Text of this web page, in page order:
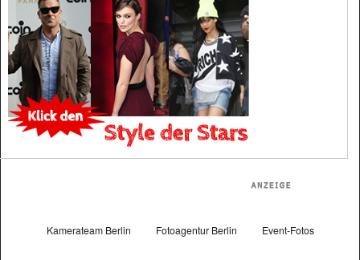
Kamerateam Berlin Fotoagentur Berlin Event-Fotos